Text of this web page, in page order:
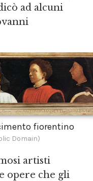
ad alcuni
fiorentino
Domain)
artisti
opere che gli